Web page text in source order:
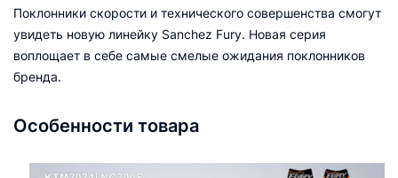
Поклонники скорости и технического совершенства смогут
увидеть новую линейку Sanchez Fury. Новая серия
воплощает в себе самые смелые ожидания поклонников
бренда.
Особенности товара